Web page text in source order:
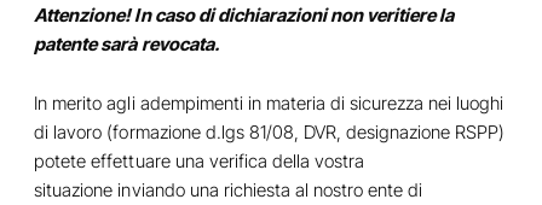
Attenzione! In caso di dichiarazioni non veritiere la
patente sarà revocata.
In merito agli adempimenti in materia di sicurezza nei luoghi
di lavoro (formazione d.lgs 81/08, DVR, designazione RSPP)
potete effettuare una verifica della vostra
situazione inviando una richiesta al nostro ente di